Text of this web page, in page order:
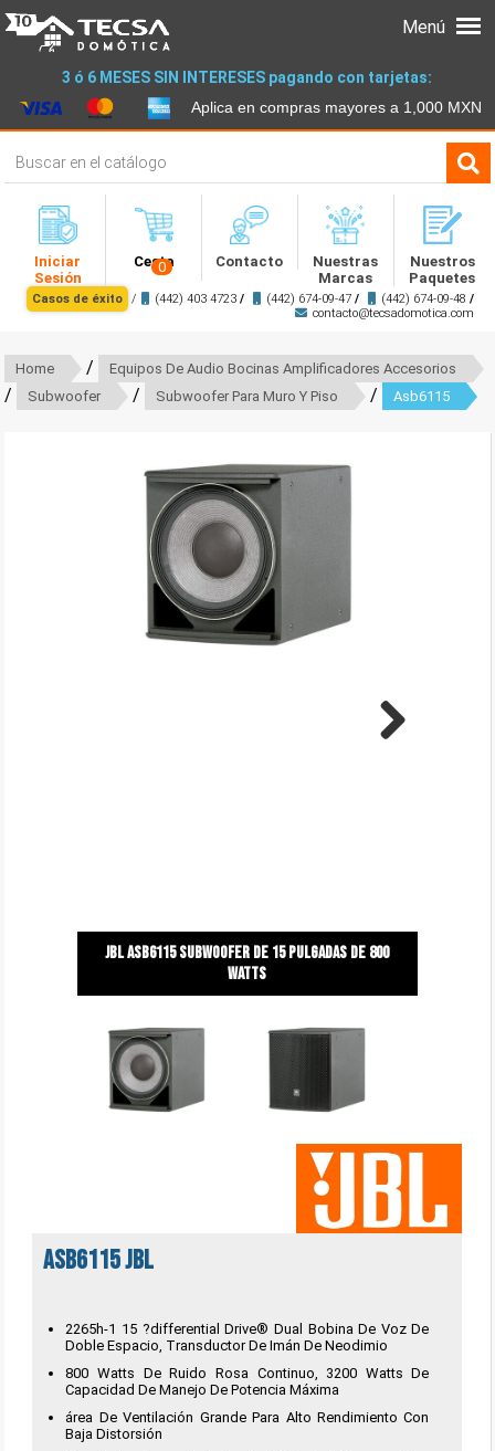
3 ó 6 MESES SIN INTERESES pagando con tarjetas:
Aplica en compras mayores a 1,000 MXN
Iniciar
Sesión
Cesta
0 Contacto
Nuestras
Marcas
Nuestros
Paquetes
Casos de éxito / (442) 403 4723 / (442) 674-09-47 / (442) 674-09-48 /
contacto@tecsadomotica.com
Menú
Home / Equipos De Audio Bocinas Amplificadores Accesorios
/ Subwoofer / Subwoofer Para Muro Y Piso / Asb6115
Jbl asb6115 subwoofer de 15 pulgadas de 800
watts
ASB6115 JBL
2265h-1 15 ?differential Drive® Dual Bobina De Voz De
Doble Espacio, Transductor De Imán De Neodimio
800 Watts De Ruido Rosa Continuo, 3200 Watts De
Capacidad De Manejo De Potencia Máxima
área De Ventilación Grande Para Alto Rendimiento Con
Baja Distorsión